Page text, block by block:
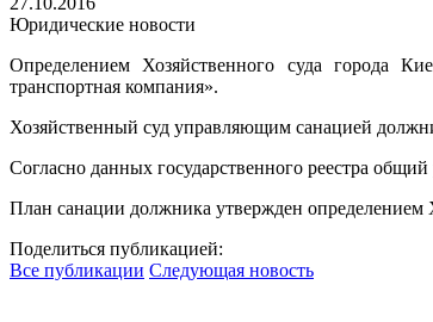
Юридические новости
Определением Хозяйственного суда города
транспортная компания».
Хозяйственный суд управляющим санацией
Согласно данных государственного реестра
План санации должника утвержден определением
Поделиться публикацией:
Все публикации Следующая новость